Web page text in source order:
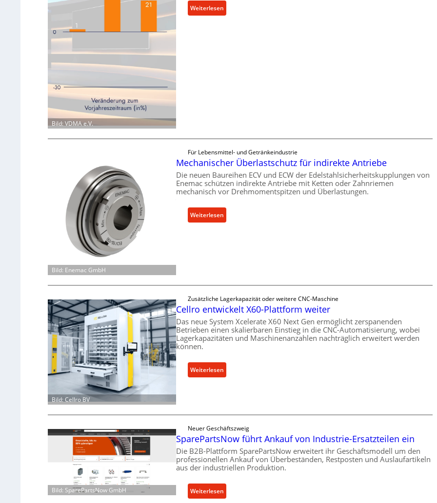
Bild: VDMA e.V.
Weiterlesen:
M
-
B
e
t
e
u
%
b
e
r
V
a
Bild: Enemac GmbH
Für Lebensmittel- und Getränkeindustrie
Mechanischer Überlastschutz für indirekte Antriebe
Die neuen Baureihen ECV und ECW der Edelstahlsicherheitskupplungen von
Enemac schützen indirekte Antriebe mit Ketten oder Zahnriemen
mechanisch vor Drehmomentspitzen und Überlastungen.
Weiterlesen:
M
i
s
c
e
r
e
r
s
c
h
u
t
f
ü
Bild: Cellro BV
Zusätzliche Lagerkapazität oder weitere CNC-Maschine
Cellro entwickelt X60-Plattform weiter
Das neue System Xcelerate X60 Next Gen ermöglicht zerspanenden
Betrieben einen skalierbaren Einstieg in die CNC-Automatisierung, wobei
Lagerkapazitäten und Maschinenanzahlen nachträglich erweitert werden
können.
Weiterlesen:
C
o
e
n
t
w
i
c
Bild: SparePartsNow GmbH
Neuer Geschäftszweig
SparePartsNow führt Ankauf von Industrie-Ersatzteilen ein
Die B2B-Plattform SparePartsNow erweitert ihr Geschäftsmodell um den
professionellen Ankauf von Überbeständen, Restposten und Auslaufartikeln
aus der industriellen Produktion.
Weiterlesen:
S